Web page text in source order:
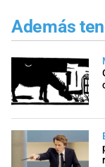
Además